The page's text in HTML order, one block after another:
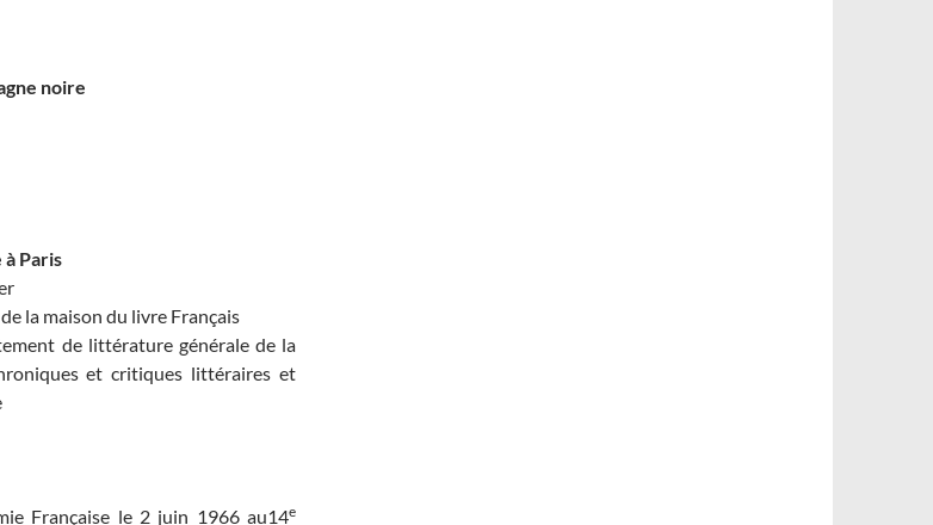
noire
Paris
la maison du livre Français
de littérature générale de la
et critiques littéraires et
Française le 2 juin 1966 au14e